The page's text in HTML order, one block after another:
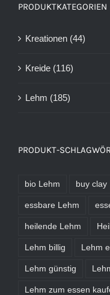
PRODUKTKATEGORIEN
Kreationen (44)
Kreide (116)
Lehm (185)
PRODUKT-
bio Lehm buy clay
essbare Lehm
heilende Lehm
Lehm billig Lehm
Lehm günstig
Lehm zum essen